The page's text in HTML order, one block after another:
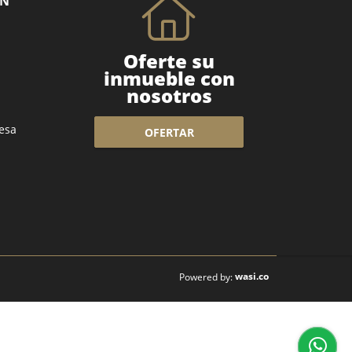
Oferte su
inmueble con
nosotros
OFERTAR
Powered by:wasi.co